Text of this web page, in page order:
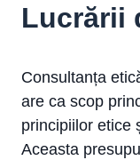
Lucrării
Consultanța
are ca scop
principiilor etice
Aceasta